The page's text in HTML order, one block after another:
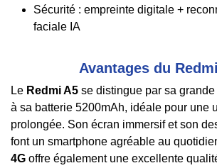
Sécurité : empreinte digitale +
faciale IA
Avantages du
Le Redmi A5 se distingue par sa
à sa batterie 5200mAh, idéale pour une
prolongée. Son écran immersif et son
font un smartphone agréable au
4G offre également une excellente